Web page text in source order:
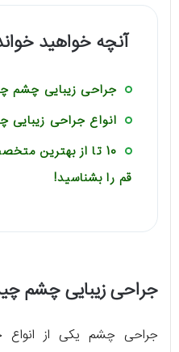
آنچه خواهید
جراحی زیبایی چشم
انواع جراحی زیبایی
10 تا از بهترین
قم را بشناسید!
جراحی زیبایی چشم
جراحی چشم یکی از انواع